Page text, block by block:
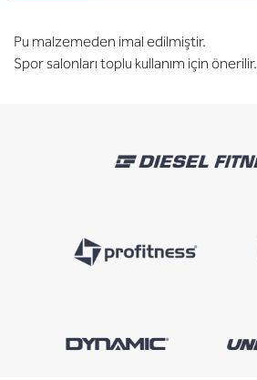
Pu malzemeden imal edilmiştir.
Spor salonları toplu kullanım için önerilir.